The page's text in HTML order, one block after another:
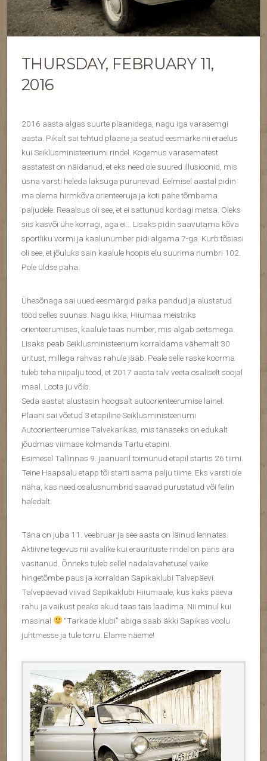
THURSDAY, FEBRUARY 11,
2016
2016 aasta algas suurte plaanidega, nagu iga varasemgi
aasta. Pikalt sai tehtud plaane ja seatud eesmärke nii eraelus
kui Seiklusministeeriumi rindel. Kogemus varasematest
aastatest on näidanud, et eks need ole suured illusioonid, mis
üsna varsti heleda laksuga purunevad. Eelmisel aastal pidin
ma olema hirmkõva orienteeruja ja koti pähe tõmbama
paljudele. Reaalsus oli see, et ei sattunud kordagi metsa. Oleks
siis kasvõi ühe korragi, aga ei… Lisaks pidin saavutama kõva
sportliku vormi ja kaalunumber pidi algama 7-ga. Kurb tõsiasi
oli see, et jõuluks sain kaalule hoopis elu suurima numbri 102.
Pole üldse paha.
Ühesõnaga sai uued eesmärgid paika pandud ja alustatud
tööd selles suunas. Nagu ikka, Hiiumaa meistriks
orienteerumises, kaalule taas number, mis algab seitsmega.
Lisaks peab Seiklusministeerium korraldama vähemalt 30
üritust, millega rahvas rahule jääb. Peale selle raske koorma
tuleb teha niipalju tööd, et 2017 aasta talv veeta osaliselt soojal
maal. Loota ju võib.
Seda aastat alustasin hoogsalt autoorienteerumise lainel.
Plaani sai võetud 3 etapiline Seiklusministeeriumi
Autoorienteerumise Talvekarikas, mis tänaseks on edukalt
jõudmas viimase kolmanda Tartu etapini.
Esimesel Tallinnas 9. jaanuaril toimunud etapil startis 26 tiimi.
Teine Haapsalu etapp tõi starti sama palju tiime. Eks varsti ole
näha, kas need osalusnumbrid saavad purustatud või feilin
haledalt.
Täna on juba 11. veebruar ja see aasta on läinud lennates.
Aktiivne tegevus nii avalike kui eraürituste rindel on päris ära
väsitanud. Õnneks tuleb sellel nädalavahetusel väike
hingetõmbe paus ja korraldan Sapikaklubi Talvepäevi.
Talvepäevad viivad Sapikaklubi Hiiumaale, kus kaks päeva
rahu ja vaikust peaks akud taas täis laadima. Nii minul kui
masinal
“Tarkade klubi” abiga saab äkki Sapikas voolu
juhtmesse ja tule torru. Elame näeme!